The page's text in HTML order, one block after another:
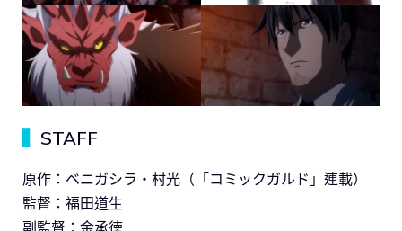
STAFF
原作：ベニガシラ・村光（「コミックガルド」連載）
監督：福田道生
副監督：金承徳